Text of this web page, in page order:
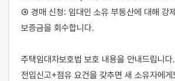
④ 경매 신청: 임대인 소유 부동산에 대해 강
보증금을 회수합니다.
주택임대차보호법 보호 내용을 안내드립니
전입신고+점유 요건을 갖추면 새 소유자에